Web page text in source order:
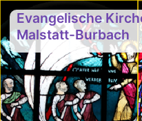
Evangelische
Malstatt-Burbach